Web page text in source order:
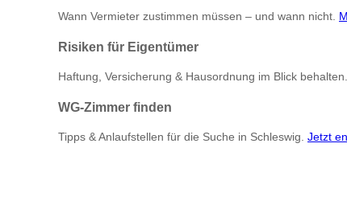
Wann Vermieter zustimmen müssen – und wann nicht.
Risiken für Eigentümer
Haftung, Versicherung & Hausordnung im Blick behalten.
WG-Zimmer finden
Tipps & Anlaufstellen für die Suche in Schleswig. Jetzt